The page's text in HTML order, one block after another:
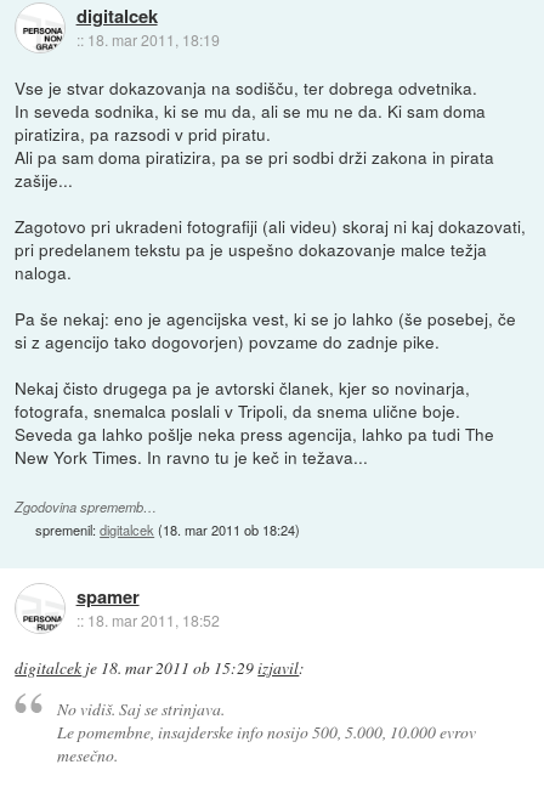
digitalcek
:: 18. mar 2011, 18:19
Vse je stvar dokazovanja na sodišču, ter dobrega odvetnika.
In seveda sodnika, ki se mu da, ali se mu ne da. Ki sam doma
piratizira, pa razsodi v prid piratu.
Ali pa sam doma piratizira, pa se pri sodbi drži zakona in pirata
zašije...
Zagotovo pri ukradeni fotografiji (ali videu) skoraj ni kaj dokazovati,
pri predelanem tekstu pa je uspešno dokazovanje malce težja
naloga.
Pa še nekaj: eno je agencijska vest, ki se jo lahko (še posebej, če
si z agencijo tako dogovorjen) povzame do zadnje pike.
Nekaj čisto drugega pa je avtorski članek, kjer so novinarja,
fotografa, snemalca poslali v Tripoli, da snema ulične boje.
Seveda ga lahko pošlje neka press agencija, lahko pa tudi The
New York Times. In ravno tu je keč in težava...
Zgodovina sprememb…
spremenil:digitalcek(18. mar 2011 ob 18:24)
spamer
:: 18. mar 2011, 18:52
digitalcek je 18. mar 2011 ob 15:29izjavil:
No vidiš. Saj se strinjava.
Le pomembne, insajderske info nosijo 500, 5.000, 10.000 evrov
mesečno.